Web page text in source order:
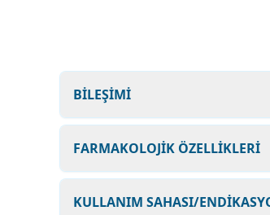
BİLEŞİMİ
FARMAKOLOJİK ÖZELLİKLERİ
KULLANIM SAHASI/